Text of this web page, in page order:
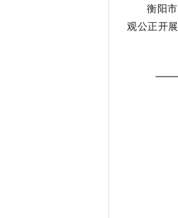
衡阳
观公正开